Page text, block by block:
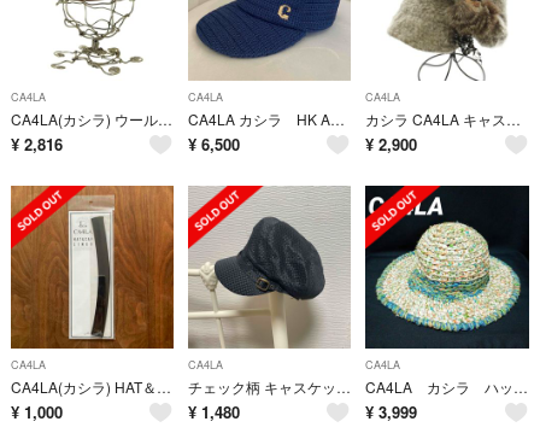
CA4LA
CA4LA(カシラ) ウール フェルト キャスケット レディース 帽子
¥ 2,816
CA4LA
CA4LA カシラ HK AGAR キャップ 麦わら帽子 春夏 ネイビー
¥ 6,500
CA4LA
カシラ CA4LA キャスケット 帽子 モヘヤ混 グレー
¥ 2,900
CA4LA
CA4LA(カシラ) HAT＆CAP LINER LONG
¥ 1,000
CA4LA
チェック柄 キャスケット ブラック
¥ 1,480
CA4LA
CA4LA カシラ ハット レディース マルチカラー
¥ 3,999